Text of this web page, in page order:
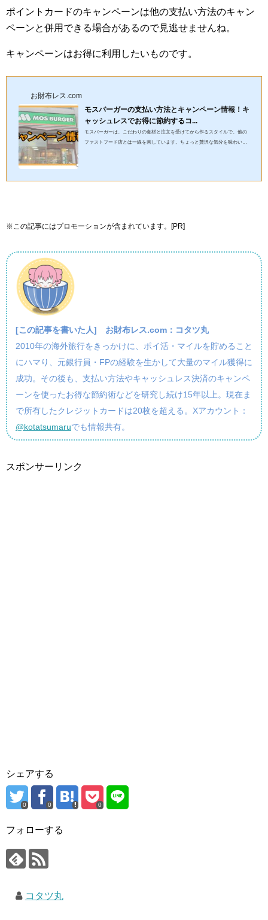
ポイントカードのキャンペーンは他の支払い方法のキャン
ペーンと併用できる場合があるので見逃せませんね。
キャンペーンはお得に利用したいものです。
お財布レス.com
モスバーガーの支払い方法とキャンペーン情報！キ
ャッシュレスでお得に節約するコ...
モスバーガーは、こだわりの食材と注文を受けてから作るスタイルで、他の
ファストフード店とは一線を画しています。ちょっと贅沢な気分を味わいた
※この記事にはプロモーションが含まれています。[PR]
[この記事を書いた人] お財布レス.com：コタツ丸
2010年の海外旅行をきっかけに、ポイ活・マイルを貯めること
にハマり、元銀行員・FPの経験を生かして大量のマイル獲得に
成功。その後も、支払い方法やキャッシュレス決済のキャンペ
ーンを使ったお得な節約術などを研究し続け15年以上。現在ま
で所有したクレジットカードは20枚を超える。Xアカウント：
@kotatsumaruでも情報共有。
スポンサーリンク
シェアする
0 0 0
フォローする
コタツ丸